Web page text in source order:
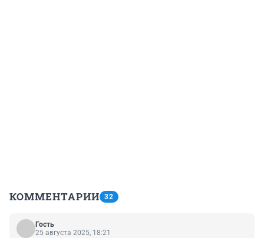
КОММЕНТАРИИ 32
Гость
25 августа 2025, 18:21